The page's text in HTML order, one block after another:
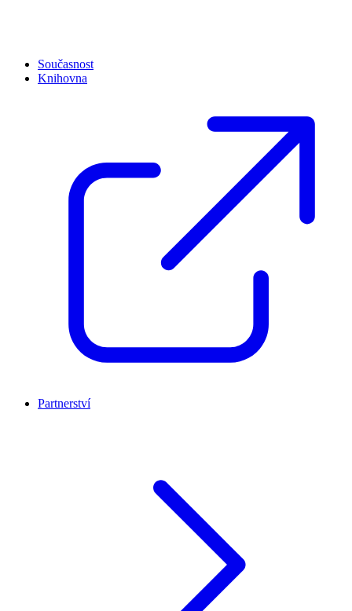
Současnost
Knihovna
Partnerství